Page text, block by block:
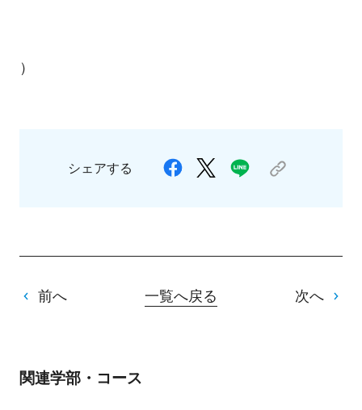
）
シェアする
前へ 一覧へ戻る 次へ
関連学部・コース